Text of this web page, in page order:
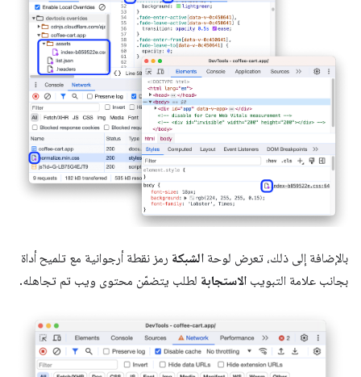
بالإضافة إلى ذلك، تعرض لوحة الشبكة رمز نقطة أرجوانية مع تلميح أداة
بجانب علامة التبويب الاستجابة لطلب يتضمّن محتوى ويب تم تجاهله.